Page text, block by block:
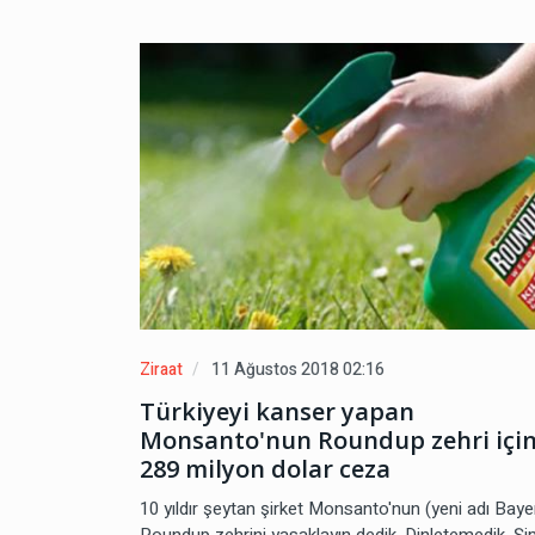
Ziraat 11 Ağustos 2018 02:16
Türkiyeyi kanser yapan
Monsanto'nun Roundup zehri
289 milyon dolar ceza
10 yıldır şeytan şirket Monsanto'nun (yeni adı